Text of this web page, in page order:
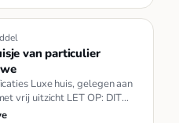
van particulier
Luxe huis, gelegen aan
vrij uitzicht LET OP: DIT